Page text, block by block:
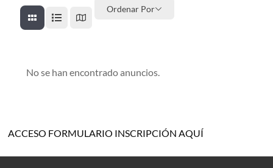
Ordenar Por
No se han encontrado anuncios.
ACCESO FORMULARIO INSCRIPCIÓN AQUÍ